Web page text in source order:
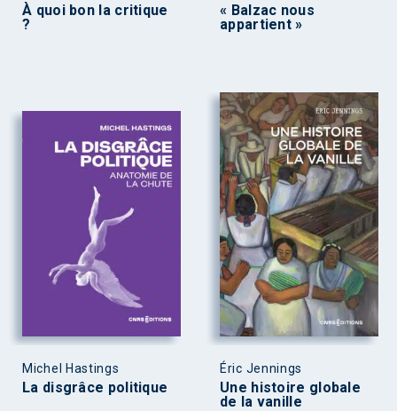
À quoi bon la critique
?
« Balzac nous
appartient »
Michel Hastings
La disgrâce politique
Éric Jennings
Une histoire globale
de la vanille